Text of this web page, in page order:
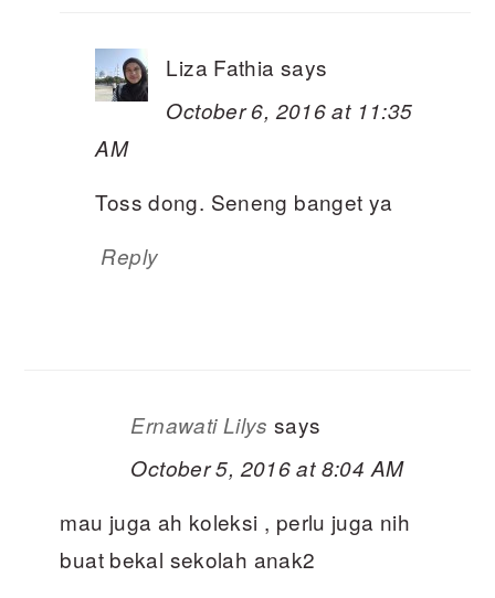
Liza Fathia says
October 6, 2016 at 11:35
AM
Toss dong. Seneng banget ya
Reply
Ernawati Lilys says
October 5, 2016 at 8:04 AM
mau juga ah koleksi , perlu juga nih
buat bekal sekolah anak2